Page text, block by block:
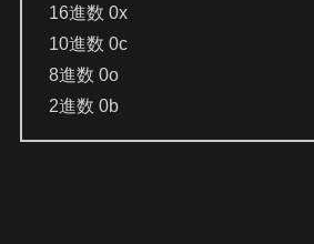
16進数 0x
10進数 0c
8進数 0o
2進数 0b